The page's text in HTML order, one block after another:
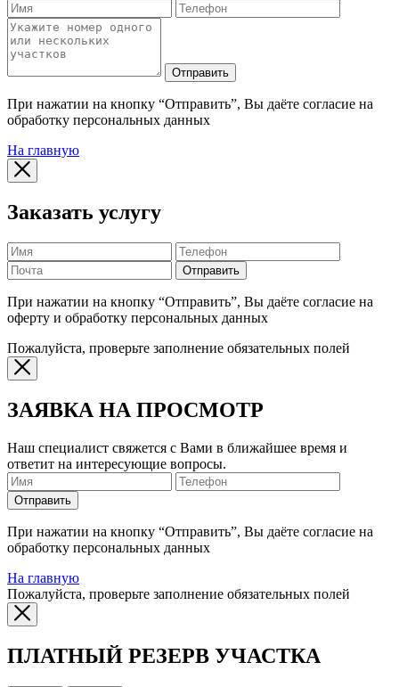
Отправить
При нажатии на кнопку “Отправить”, Вы даёте согласие на
обработку персональных данных
На главную
Заказать услугу
Отправить
При нажатии на кнопку “Отправить”, Вы даёте согласие на
оферту и обработку персональных данных
Пожалуйста, проверьте заполнение обязательных полей
ЗАЯВКА НА ПРОСМОТР
Наш специалист свяжется с Вами в ближайшее время и
ответит на интересующие вопросы.
Отправить
При нажатии на кнопку “Отправить”, Вы даёте согласие на
обработку персональных данных
На главную
Пожалуйста, проверьте заполнение обязательных полей
ПЛАТНЫЙ РЕЗЕРВ УЧАСТКА